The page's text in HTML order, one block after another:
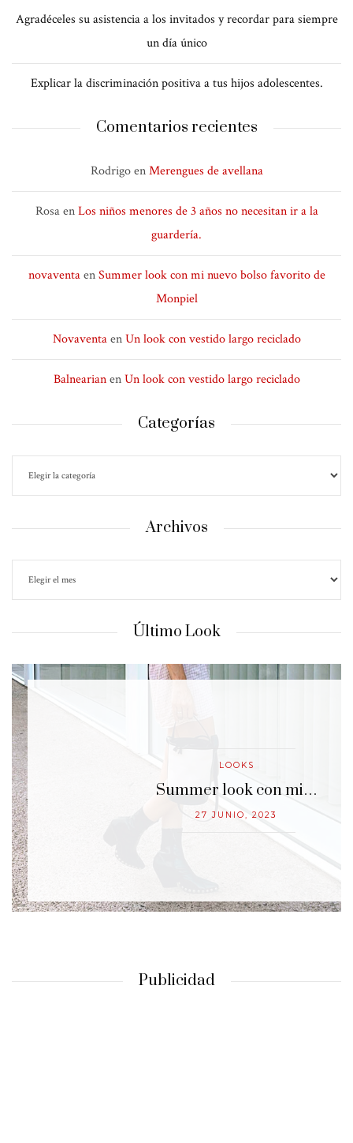
Agradéceles su asistencia a los invitados y recordar para siempre
un día único
Explicar la discriminación positiva a tus hijos adolescentes.
Comentarios recientes
RodrigoenMerengues de avellana
RosaenLos niños menores de 3 años no necesitan ir a la
guardería.
novaventaenSummer look con mi nuevo bolso favorito de
Monpiel
NovaventaenUn look con vestido largo reciclado
BalnearianenUn look con vestido largo reciclado
Categorías
Archivos
Último Look
LOOKS
Summer look con mi…
27 JUNIO, 2023
Publicidad